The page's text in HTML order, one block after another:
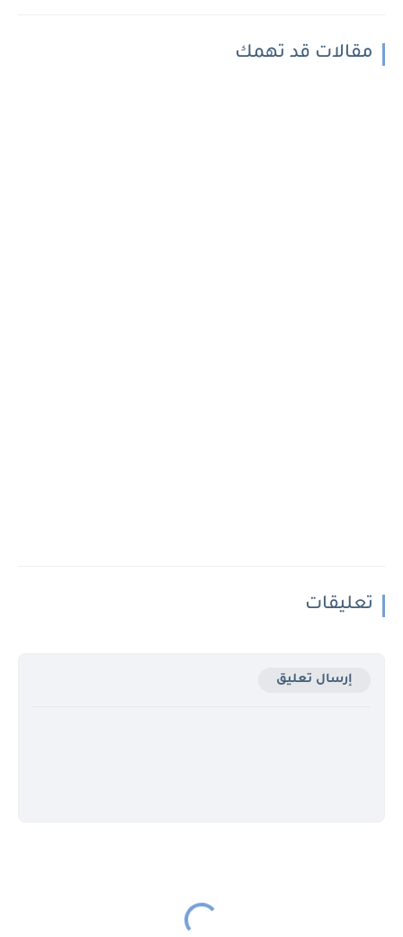
مقالات قد تهمك
تعليقات
إرسال تعليق